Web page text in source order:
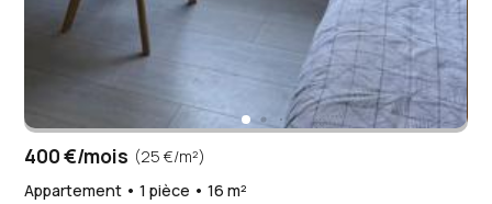
400 €/mois (25 €/m²)
Appartement • 1 pièce • 16 m²